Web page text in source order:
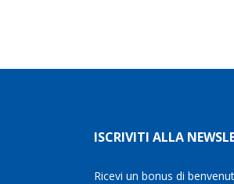
ISCRIVITI ALLA
Ricevi un bonus di